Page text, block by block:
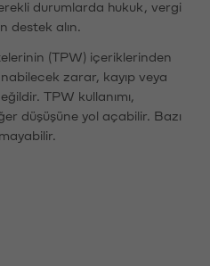
durumlarda hukuk, vergi
destek alın.
(TPW) içeriklerinden
zarar, kayıp veya
TPW kullanımı,
düşüşüne yol açabilir. Bazı